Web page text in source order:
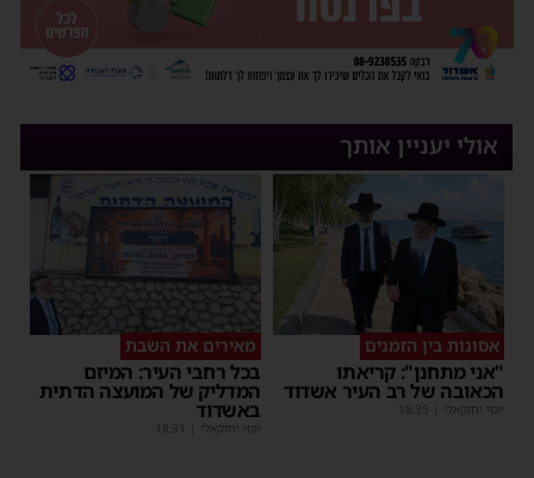
אולי יעניין אותך
אסונות בין הזמנים
"אני מתחנן": קריאתו
הכאובה של רב העיר אשדוד
יוסי יחזקאלי 18:35
מאירים את השבת
בכל רחבי העיר: המיזם
המדליק של המועצה הדתית
באשדוד
יוסי יחזקאלי 18:31